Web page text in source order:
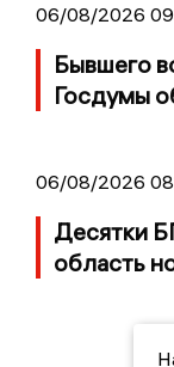
06/08/2026
Бывшего
Госдумы
06/08/2026
Десятки
область